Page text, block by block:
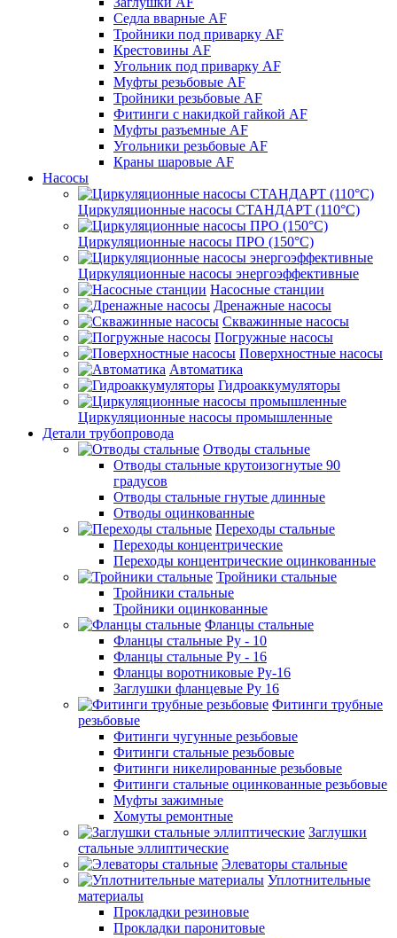
Седла вварные AF
Тройники под приварку AF
Крестовины AF
Угольник под приварку AF
Муфты резьбовые AF
Тройники резьбовые AF
Фитинги с накидкой гайкой AF
Муфты разъемные AF
Угольники резьбовые AF
Краны шаровые AF
Насосы
Циркуляционные насосы СТАНДАРТ (110°C)
Циркуляционные насосы ПРО (150°C)
Циркуляционные насосы энергоэффективные
Насосные станции
Дренажные насосы
Скважинные насосы
Погружные насосы
Поверхностные насосы
Автоматика
Гидроаккумуляторы
Циркуляционные насосы промышленные
Детали трубопровода
Отводы стальные
Отводы стальные крутоизогнутые 90
градусов
Отводы стальные гнутые длинные
Отводы оцинкованные
Переходы стальные
Переходы концентрические
Переходы концентрические оцинкованные
Тройники стальные
Тройники стальные
Тройники оцинкованные
Фланцы стальные
Фланцы стальные Ру - 10
Фланцы стальные Ру - 16
Фланцы воротниковые Ру-16
Заглушки фланцевые Ру 16
Фитинги трубные
резьбовые
Фитинги чугунные резьбовые
Фитинги стальные резьбовые
Фитинги никелированные резьбовые
Фитинги стальные оцинкованные резьбовые
Муфты зажимные
Хомуты ремонтные
Заглушки
стальные эллиптические
Элеваторы стальные
Уплотнительные
материалы
Прокладки резиновые
Прокладки паронитовые